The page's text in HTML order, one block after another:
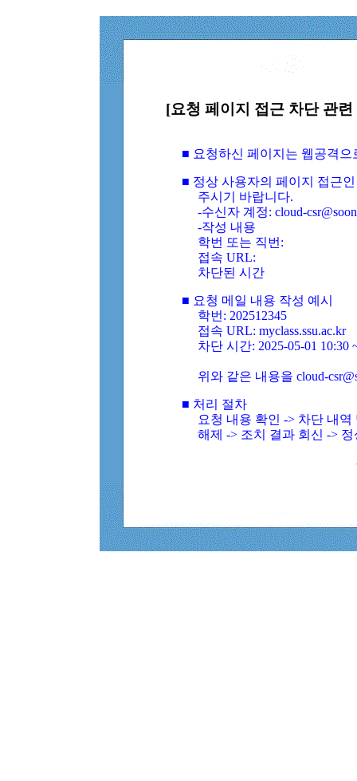
[요청 페이지 접근 차단 관
■ 요청하신 페이지는 웹공격
■ 정상 사용자의 페이지 접근
주시기 바랍니다.
-수신자 계정: cloud-
-작성 내용
학번 또는 직번:
접속 URL:
차단된 시간
■ 요청 메일 내용 작성 예시
학번: 202512345
접속 URL: myclass.ssu.ac.kr
차단 시간: 2025-05-01 10:30
위와 같은 내용을 cloud-
■ 처리 절차
요청 내용 확인 -> 차단 내
해제 -> 조치 결과 회신 ->